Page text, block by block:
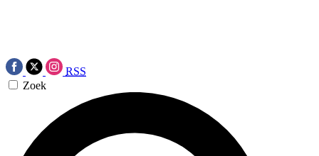
RSS
Zoek